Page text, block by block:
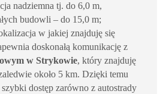
nadziemna tj. do 6,0 m,
budowli – do 15,0 m;
w jakiej znajduję się
doskonałą komunikację z
w Strykowie, który znajduję
około 5 km. Dzięki temu
dostęp zarówno z autostrady